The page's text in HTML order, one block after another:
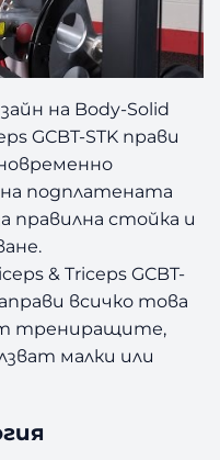
на Body-Solid
GCBT-STK прави
на подплатената
правилна стойка и
& Triceps GCBT-
всичко това
трениращите,
малки или